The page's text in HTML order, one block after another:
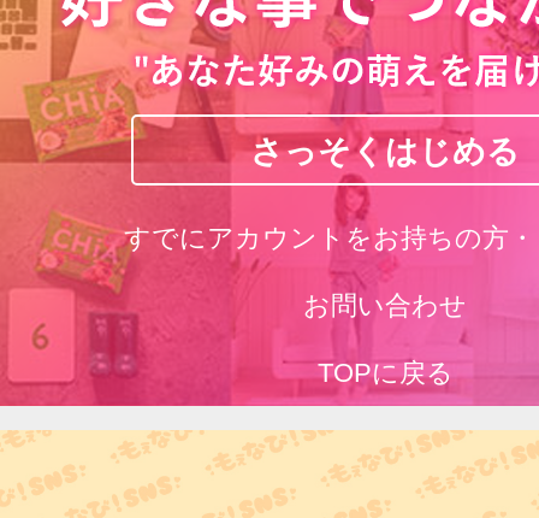
さっそくはじめる
すでにアカウントをお持ちの方
お問い合わせ
TOPに戻る